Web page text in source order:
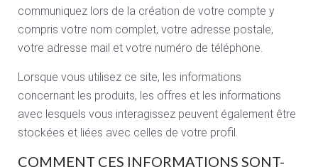
communiquez lors de la création de votre compte y
compris votre nom complet, votre adresse postale,
votre adresse mail et votre numéro de téléphone.
Lorsque vous utilisez ce site, les informations
concernant les produits, les offres et les informations
avec lesquels vous interagissez peuvent également être
stockées et liées avec celles de votre profil.
COMMENT CES INFORMATIONS SONT-